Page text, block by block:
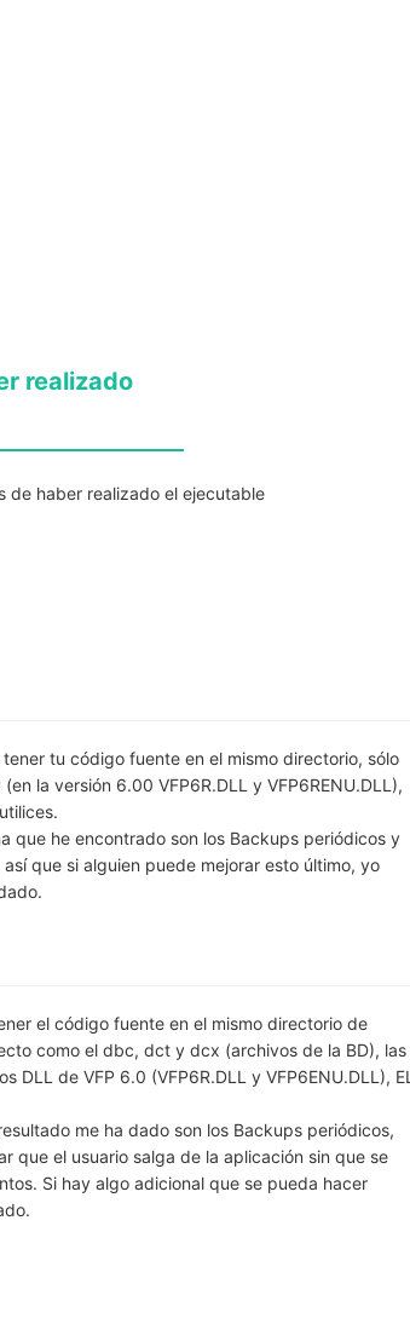
realizado
de haber realizado el ejecutable
tu código fuente en el mismo directorio, sólo
la versión 6.00 VFP6R.DLL y VFP6RENU.DLL),
que he encontrado son los Backups periódicos y
que si alguien puede mejorar esto último, yo
el código fuente en el mismo directorio de
como el dbc, dct y dcx (archivos de la BD), las
de VFP 6.0 (VFP6R.DLL y VFP6ENU.DLL), EL
me ha dado son los Backups periódicos,
que el usuario salga de la aplicación sin que se
Si hay algo adicional que se pueda hacer